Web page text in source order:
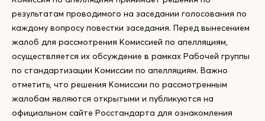
результатам проводимого на заседании голосования по
каждому вопросу повестки заседания. Перед вынесением
жалоб для рассмотрения Комиссией по апелляциям,
осуществляется их обсуждение в рамках Рабочей группы
по стандартизации Комиссии по апелляциям. Важно
отметить, что решения Комиссии по рассмотренным
жалобам являются открытыми и публикуются на
официальном сайте Росстандарта для ознакомления